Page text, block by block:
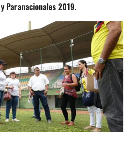
Paranacionales 2019.